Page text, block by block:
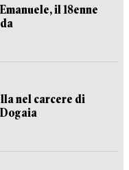
il 18enne
nel carcere di